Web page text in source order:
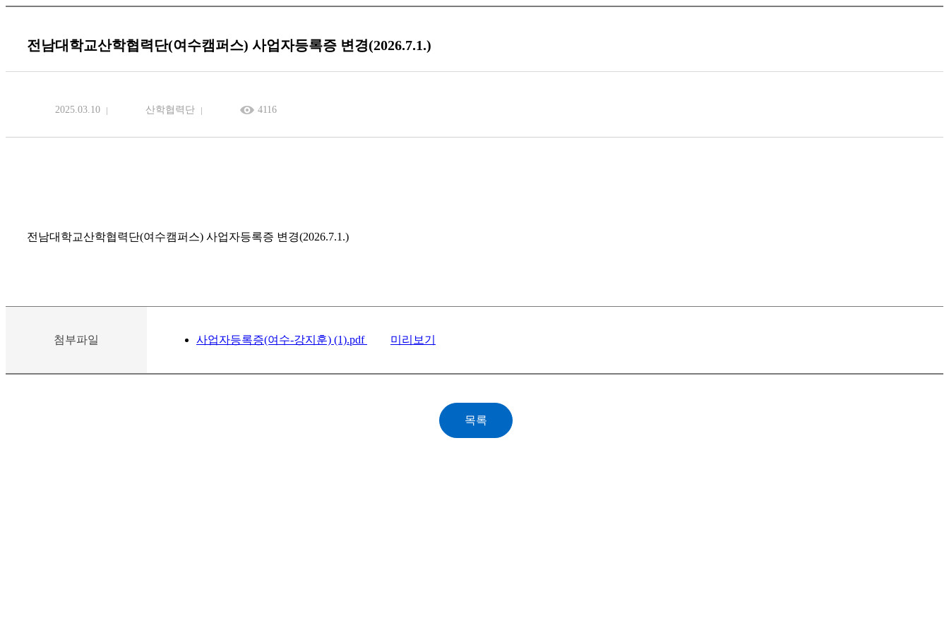
전남대학교산학협력단(여수캠퍼스) 사업자등록증 변경(2026.7.1.)
2025.03.10 산학협력단 4116
전남대학교산학협력단(여수캠퍼스) 사업자등록증 변경(2026.7.1.)
첨부파일 사업자등록증(여수-강지훈) (1).pdf 미리보기